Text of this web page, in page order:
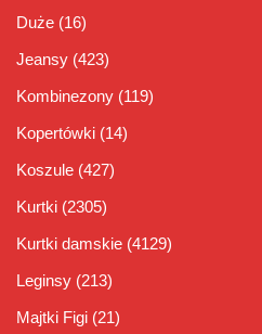
Duże (16)
Jeansy (423)
Kombinezony (119)
Kopertówki (14)
Koszule (427)
Kurtki (2305)
Kurtki damskie (4129)
Leginsy (213)
Majtki Figi (21)